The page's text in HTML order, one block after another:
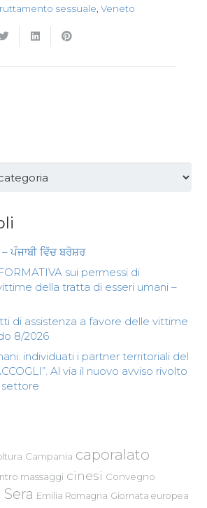
sessuale, Veneto
ਪੰਜਾਬੀ ਵਿੱਚ ਬਰੋਸ਼ਰ
sui permessi di
della tratta di esseri umani –
di assistenza a favore delle vittime
8/2026
individuati i partner territoriali del
Al via il nuovo avviso rivolto
settore
Campania caporalato
massaggi cinesi Convegno
Emilia Romagna Giornata europea